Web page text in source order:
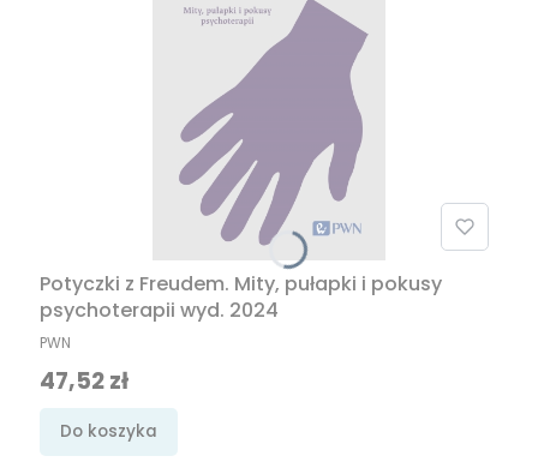
Potyczki z Freudem. Mity, pułapki i pokusy
psychoterapii wyd. 2024
PRODUCENT
PWN
Cena promocyjna
47,52 zł
Do koszyka